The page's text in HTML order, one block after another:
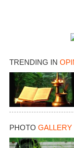
TRENDING IN
PHOTO GALLERY